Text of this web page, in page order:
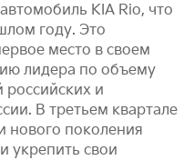
KIA Rio, что
году. Это
место в своем
лидера по объему
и
В третьем квартале
нового поколения
укрепить свои